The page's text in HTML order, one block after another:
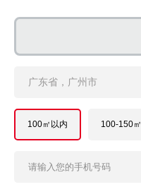
广东省，广州市
100㎡以内 100-150㎡